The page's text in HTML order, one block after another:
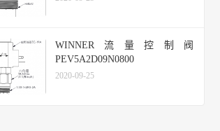
WINNER流量控制阀
PEV5A2D09N0800
2020-09-25